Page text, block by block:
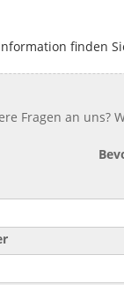
finden
Fragen an uns?